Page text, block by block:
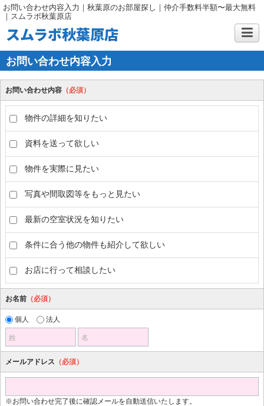
お問い合わせ内容入力｜秋葉原のお部屋探し｜仲介手数料半額〜最大無料
｜スムラボ秋葉原店
スムラボ秋葉原店
お問い合わせ内容入力
お問い合わせ内容 （必須）
物件の詳細を知りたい
資料を送って欲しい
物件を実際に見たい
写真や間取図等をもっと見たい
最新の空室状況を知りたい
条件に合う他の物件も紹介して欲しい
お店に行って相談したい
お名前 （必須）
個人 法人
姓 名
メールアドレス （必須）
※お問い合わせ完了後に確認メールを自動送信いたします。